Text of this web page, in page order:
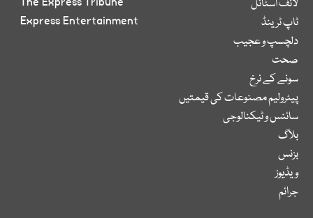
لائف اسٹائل
ٹاپ ٹرینڈ
دلچسپ و عجیب
صحت
سونے کے نرخ
پیٹرولیم مصنوعات کی قیمتیں
سائنس و ٹیکنالوجی
بلاگ
بزنس
ویڈیوز
جرائم
Express Entertainment